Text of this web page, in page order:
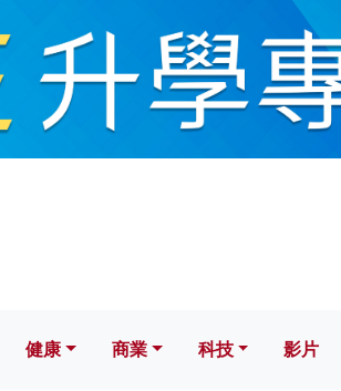
康 科技 影片
健康 商業 科技 影片